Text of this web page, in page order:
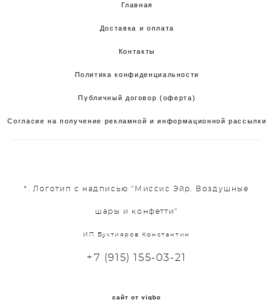
Главная
Доставка и оплата
Контакты
Политика конфиденциальности
Публичный договор (оферта)
Согласие на получение рекламной и информационной рассылки
*. Логотип с надписью "Миссис Эйр. Воздушные
шары и конфетти"
ИП Бухтияров Константин
+7 (915) 155-03-21
сайт от vigbo